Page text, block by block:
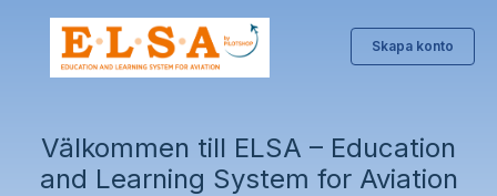
Skapa konto
Välkommen till ELSA – Education
and Learning System for Aviation